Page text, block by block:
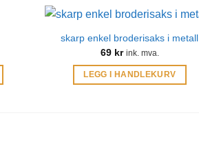
skarp enkel broderisaks i metall
69 kr ink. mva.
LEGG I HANDLEKURV